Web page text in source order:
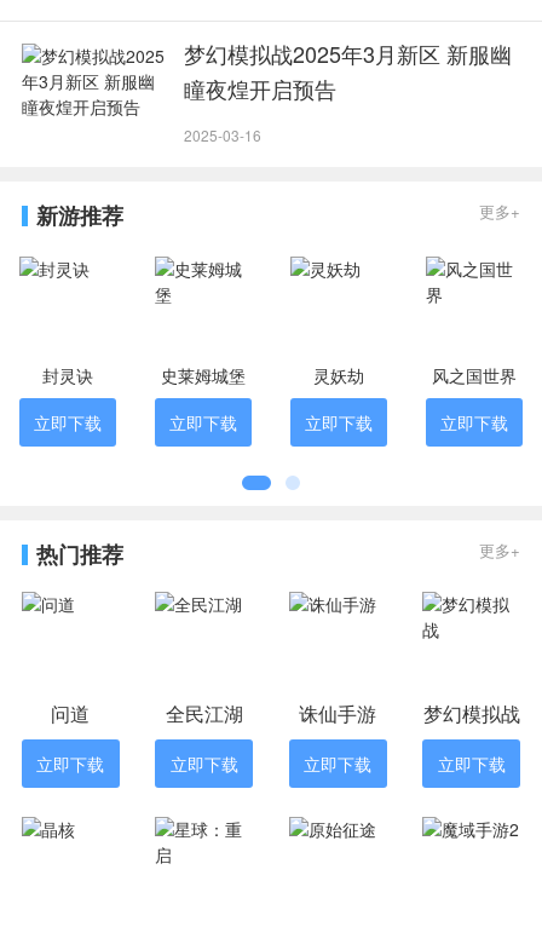
梦幻模拟战2025年3月新区 新服幽
瞳夜煌开启预告
2025-03-16
新游推荐 更多+
封灵诀
立即下载
史莱姆城堡
立即下载
灵妖劫
立即下载
风之国世界
立即下载
热门推荐 更多+
问道
立即下载
全民江湖
立即下载
诛仙手游
立即下载
梦幻模拟战
立即下载